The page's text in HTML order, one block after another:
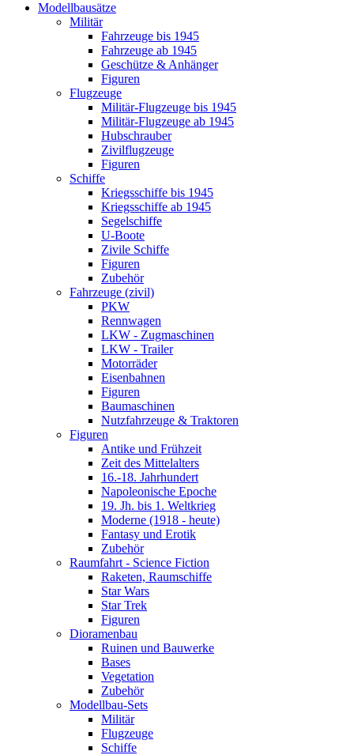
Modellbausätze
Militär
Fahrzeuge bis 1945
Fahrzeuge ab 1945
Geschütze & Anhänger
Figuren
Flugzeuge
Militär-Flugzeuge bis 1945
Militär-Flugzeuge ab 1945
Hubschrauber
Zivilflugzeuge
Figuren
Schiffe
Kriegsschiffe bis 1945
Kriegsschiffe ab 1945
Segelschiffe
U-Boote
Zivile Schiffe
Figuren
Zubehör
Fahrzeuge (zivil)
PKW
Rennwagen
LKW - Zugmaschinen
LKW - Trailer
Motorräder
Eisenbahnen
Figuren
Baumaschinen
Nutzfahrzeuge & Traktoren
Figuren
Antike und Frühzeit
Zeit des Mittelalters
16.-18. Jahrhundert
Napoleonische Epoche
19. Jh. bis 1. Weltkrieg
Moderne (1918 - heute)
Fantasy und Erotik
Zubehör
Raumfahrt - Science Fiction
Raketen, Raumschiffe
Star Wars
Star Trek
Figuren
Dioramenbau
Ruinen und Bauwerke
Bases
Vegetation
Zubehör
Modellbau-Sets
Militär
Flugzeuge
Schiffe